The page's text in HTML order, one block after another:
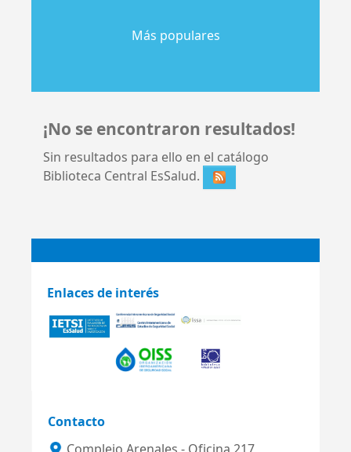
Más populares
¡No se encontraron resultados!
Sin resultados para ello en el catálogo
Biblioteca Central EsSalud.
Enlaces de interés
Contacto